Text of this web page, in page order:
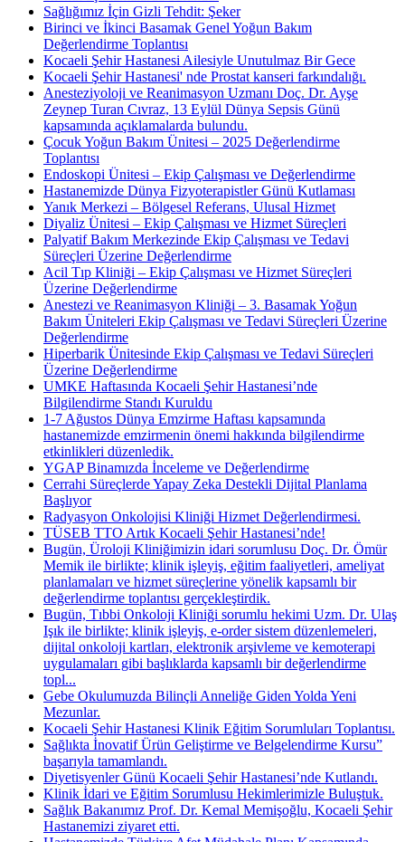
Sağlığımız İçin Gizli Tehdit: Şeker
Birinci ve İkinci Basamak Genel Yoğun Bakım
Değerlendirme Toplantısı
Kocaeli Şehir Hastanesi Ailesiyle Unutulmaz Bir Gece
Kocaeli Şehir Hastanesi' nde Prostat kanseri farkındalığı.
Anesteziyoloji ve Reanimasyon Uzmanı Doç. Dr. Ayşe
Zeynep Turan Cıvraz, 13 Eylül Dünya Sepsis Günü
kapsamında açıklamalarda bulundu.
Çocuk Yoğun Bakım Ünitesi – 2025 Değerlendirme
Toplantısı
Endoskopi Ünitesi – Ekip Çalışması ve Değerlendirme
Hastanemizde Dünya Fizyoterapistler Günü Kutlaması
Yanık Merkezi – Bölgesel Referans, Ulusal Hizmet
Diyaliz Ünitesi – Ekip Çalışması ve Hizmet Süreçleri
Palyatif Bakım Merkezinde Ekip Çalışması ve Tedavi
Süreçleri Üzerine Değerlendirme
Acil Tıp Kliniği – Ekip Çalışması ve Hizmet Süreçleri
Üzerine Değerlendirme
Anestezi ve Reanimasyon Kliniği – 3. Basamak Yoğun
Bakım Üniteleri Ekip Çalışması ve Tedavi Süreçleri Üzerine
Değerlendirme
Hiperbarik Ünitesinde Ekip Çalışması ve Tedavi Süreçleri
Üzerine Değerlendirme
UMKE Haftasında Kocaeli Şehir Hastanesi’nde
Bilgilendirme Standı Kuruldu
1-7 Ağustos Dünya Emzirme Haftası kapsamında
hastanemizde emzirmenin önemi hakkında bilgilendirme
etkinlikleri düzenledik.
YGAP Binamızda İnceleme ve Değerlendirme
Cerrahi Süreçlerde Yapay Zeka Destekli Dijital Planlama
Başlıyor
Radyasyon Onkolojisi Kliniği Hizmet Değerlendirmesi.
TÜSEB TTO Artık Kocaeli Şehir Hastanesi’nde!
Bugün, Üroloji Kliniğimizin idari sorumlusu Doç. Dr. Ömür
Memik ile birlikte; klinik işleyiş, eğitim faaliyetleri, ameliyat
planlamaları ve hizmet süreçlerine yönelik kapsamlı bir
değerlendirme toplantısı gerçekleştirdik.
Bugün, Tıbbi Onkoloji Kliniği sorumlu hekimi Uzm. Dr. Ulaş
Işık ile birlikte; klinik işleyiş, e-order sistem düzenlemeleri,
dijital onkoloji kartları, elektronik arşivleme ve kemoterapi
uygulamaları gibi başlıklarda kapsamlı bir değerlendirme
topl...
Gebe Okulumuzda Bilinçli Anneliğe Giden Yolda Yeni
Mezunlar.
Kocaeli Şehir Hastanesi Klinik Eğitim Sorumluları Toplantısı.
Sağlıkta İnovatif Ürün Geliştirme ve Belgelendirme Kursu”
başarıyla tamamlandı.
Diyetisyenler Günü Kocaeli Şehir Hastanesi’nde Kutlandı.
Klinik İdari ve Eğitim Sorumlusu Hekimlerimizle Buluştuk.
Sağlık Bakanımız Prof. Dr. Kemal Memişoğlu, Kocaeli Şehir
Hastanemizi ziyaret etti.